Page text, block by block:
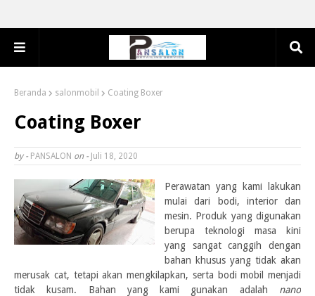
Beranda salonmobil Coating Boxer
Coating Boxer
by - PANSALON on - Juli 18, 2020
Perawatan yang kami lakukan
mulai dari bodi, interior dan
mesin. Produk yang digunakan
berupa teknologi masa kini
yang sangat canggih dengan
bahan khusus yang tidak akan
merusak cat, tetapi akan mengkilapkan, serta bodi mobil menjadi
tidak kusam. Bahan yang kami gunakan adalah nano